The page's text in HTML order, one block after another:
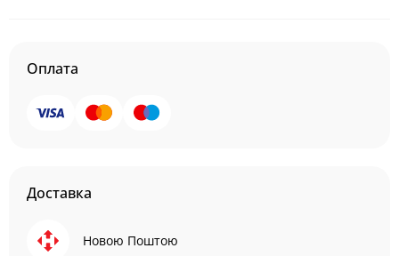
Оплата
Доставка
Новою Поштою